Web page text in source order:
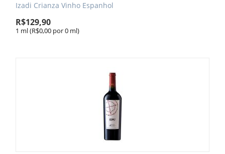
Izadi Crianza Vinho Espanhol
R$129,90
1 ml (R$0,00 por 0 ml)